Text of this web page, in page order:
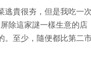
逃貴很夯，但是我吃一
除這家謎一樣生意的店
。至少，隨便都比第二